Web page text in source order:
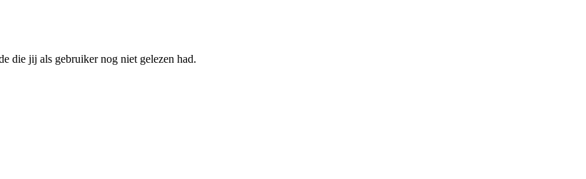
die jij als gebruiker nog niet gelezen had.